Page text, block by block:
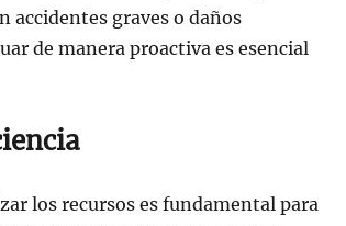
accidentes graves o daños
de manera proactiva es esencial
los recursos es fundamental para